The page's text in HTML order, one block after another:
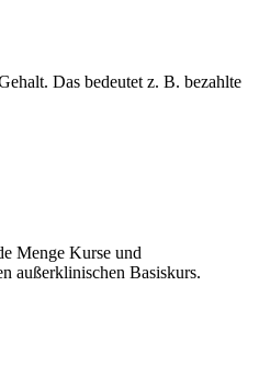
Das bedeutet z. B. bezahlte
Menge Kurse und
außerklinischen Basiskurs.